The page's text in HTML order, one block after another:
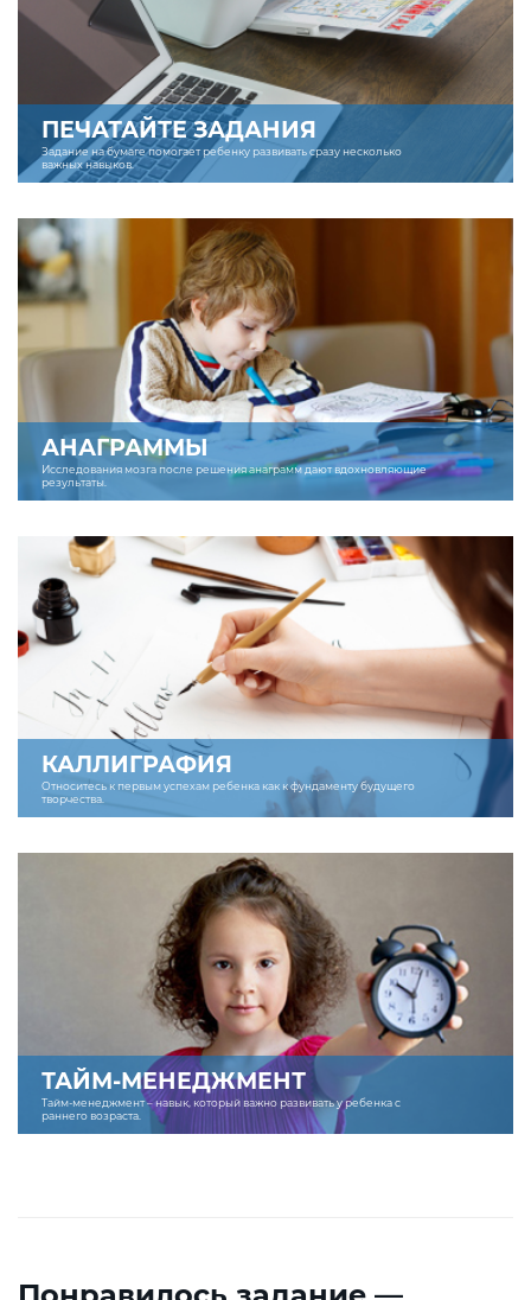
ПЕЧАТАЙТЕ ЗАДАНИЯ
Задание на бумаге помогает ребенку развивать сразу несколько
важных навыков.
АНАГРАММЫ
Исследования мозга после решения анаграмм дают вдохновляющие
результаты.
КАЛЛИГРАФИЯ
Относитесь к первым успехам ребенка как к фундаменту будущего
творчества.
ТАЙМ-МЕНЕДЖМЕНТ
Тайм-менеджмент – навык, который важно развивать у ребенка с
раннего возраста.